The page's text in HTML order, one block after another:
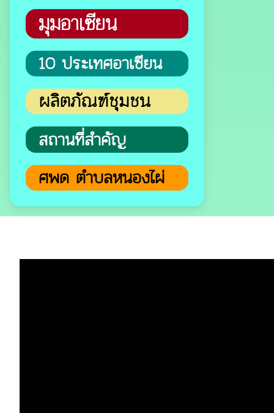
มุมอาเซียน
10 ประเทศอาเซียน
ผลิตภัณฑ์ชุมชน
สถานที่สำคัญ
ศพด ตำบลหนองไผ่